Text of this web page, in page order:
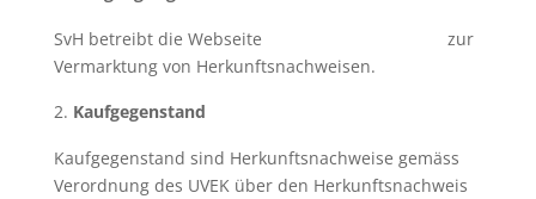
SvH betreibt die Webseite
zur
Vermarktung von Herkunftsnachweisen.
Kaufgegenstand
Kaufgegenstand sind Herkunftsnachweise gemäss
Verordnung des UVEK über den Herkunftsnachweis